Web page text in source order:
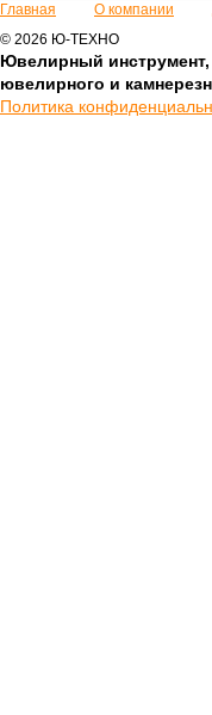
Главная О компании
© 2026 Ю-ТЕХНО
Ювелирный
ювелирного и
Политика